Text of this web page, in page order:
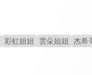
彩虹姐姐 雲朵姐姐 杰希